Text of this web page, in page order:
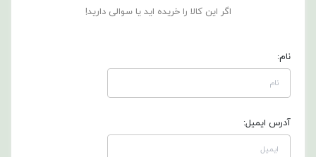
جابجایی
آن
آسان
اگر این کالا را خریده اید یا سوالی دارید!
نام:
آدرس ایمیل: